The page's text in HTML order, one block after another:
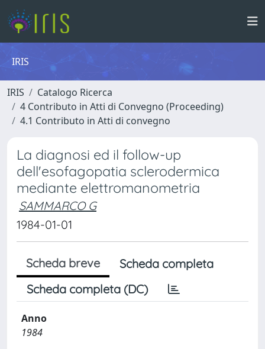
IRIS
IRIS
Catalogo Ricerca
4 Contributo in Atti di Convegno (Proceeding)
4.1 Contributo in Atti di convegno
La diagnosi ed il follow-up
dell'esofagopatia sclerodermica
mediante elettromanometria
SAMMARCO G
1984-01-01
Scheda breve
Scheda completa
Scheda completa (DC)
Anno
1984